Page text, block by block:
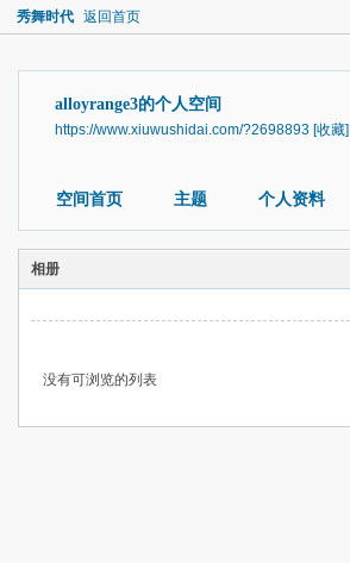
秀舞时代 返回首页
alloyrange3的个人空间
https://www.xiuwushidai.com/?2698893 [收藏]
空间首页 主题 个人资料
相册
没有可浏览的列表